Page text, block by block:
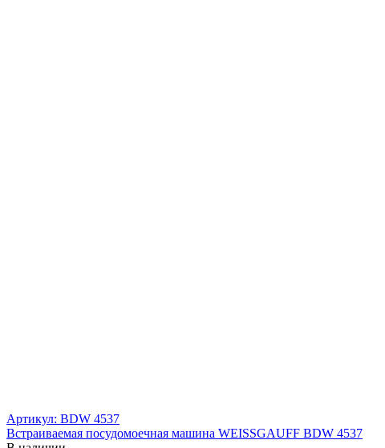
Артикул: BDW 4537
Встраиваемая посудомоечная машина WEISSGAUFF BDW 4537